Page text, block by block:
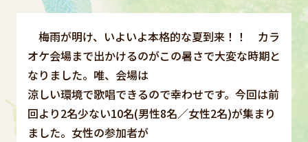
梅雨が明け、いよいよ本格的な夏到来！！ カラ
オケ会場まで出かけるのがこの暑さで大変な時期と
なりました。唯、会場は
涼しい環境で歌唱できるので幸わせです。今回は前
回より2名少ない10名(男性8名／女性2名)が集まり
ました。女性の参加者が